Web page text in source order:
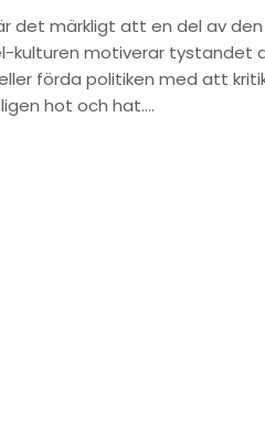
det märkligt att en del av den
kulturen motiverar tystandet
förda politiken med att
hot och hat….